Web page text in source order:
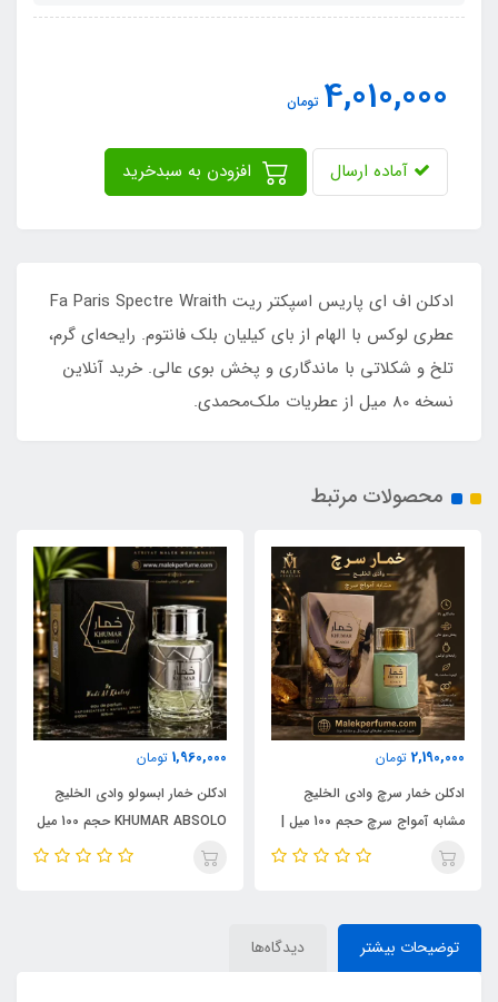
4,010,000 تومان
آماده ارسال
ادکلن اف ای پاریس اسپکتر ریت Fa Paris Spectre Wraith
عطری لوکس با الهام از بای کیلیان بلک فانتوم. رایحه‌ای گرم،
تلخ و شکلاتی با ماندگاری و پخش بوی عالی. خرید آنلاین
نسخه 80 میل از عطریات ملک‌محمدی.
محصولات مرتبط
2,190,000 تومان
ادکلن خمار سرچ وادی الخلیج
مشابه آمواج سرچ حجم 100 میل |
KHUMAR Search Eau de
1,960,000 تومان
ادکلن خمار ابسولو وادی الخلیج
KHUMAR ABSOLO حجم 100 میل
| مشابه اورجینال ایو سن لورن مای
توضیحات بیشتر دیدگاه‌ها